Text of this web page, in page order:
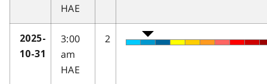
HAE
2025-
10-31
3:00
am
HAE
2